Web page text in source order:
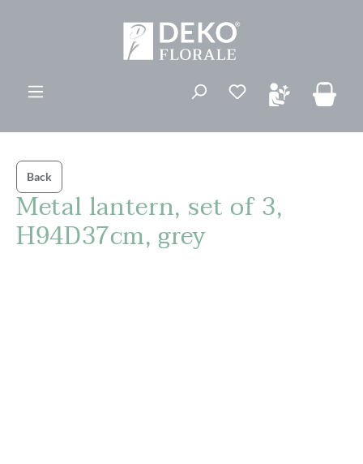
Du har 0
Back
Metal lantern, set of 3,
H94D37cm, grey